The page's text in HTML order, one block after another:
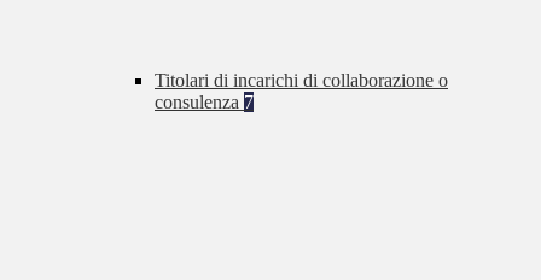
Titolari di incarichi di collaborazione o
consulenza 7